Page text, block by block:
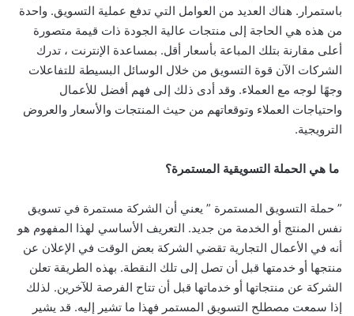
باستمرار. هناك العديد من العوامل التي تدفع عملية التسويق. واحدة
من هذه هي الحاجة إلى منتجات عالية الجودة ذات قيمة متصورة
أعلى مقارنة بتلك المباعة بأسعار أقل. بمساعدة الإنترنت ، تدرك
الشركات الآن قوة التسويق من خلال الوسائل البسيطة للتفاعلات
وجهًا لوجه مع العملاء. وقد أدى ذلك إلى فهم أفضل للأعمال
واحتياجات العملاء وتوقعاتهم من حيث المنتجات والأسعار والعروض
الترويجية.
ما هي الحملة التسويقية المستمرة؟
” حملة التسويق المستمرة ” يعني أن الشركة مستمرة في تسويق
نفس المنتج أو الخدمة من جديد. التعريف الأساسي لهذا المفهوم هو
أنه في الأعمال التجارية تقضي الشركة بعض الوقت في الإعلان عن
منتجها أو خدمتها قبل أن تصل إلى تلك النقطة. بهذه الطريقة تعلن
الشركة عن منتجاتها أو خدماتها قبل أن تتاح الفرصة للآخرين. لذلك
إذا سمعت مصطلح التسويق المستمر فهذا ما تشير إليه. قد يشير